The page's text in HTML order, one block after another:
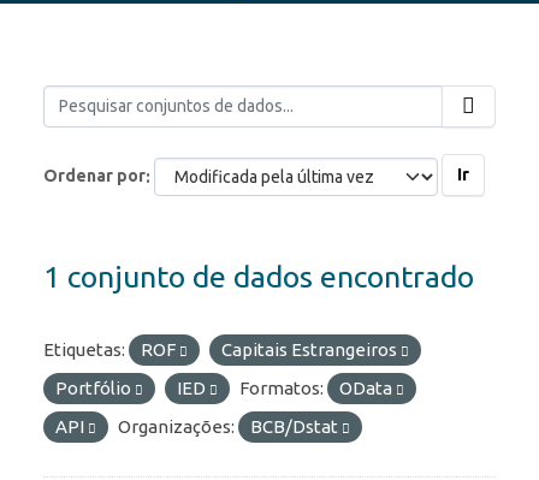
Ordenar por Ir
1 conjunto de dados encontrado
Etiquetas: ROF
Capitais Estrangeiros
Portfólio
IED Formatos:
OData
API
Organizações: BCB/Dstat